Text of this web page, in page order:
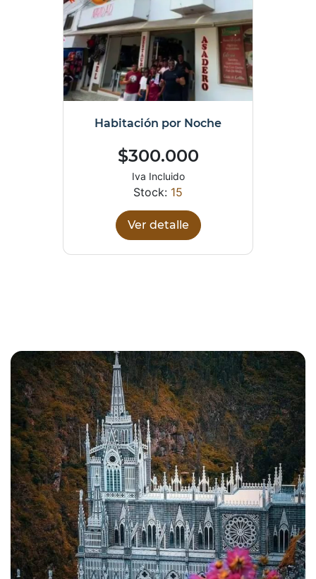
Habitación por Noche
$300.000
Iva Incluido
Stock: 15
Ver detalle